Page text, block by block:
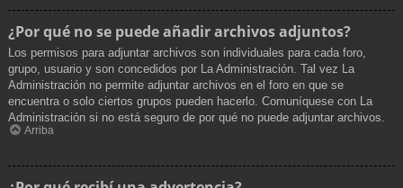
¿Por qué no se puede añadir archivos adjuntos?
Los permisos para adjuntar archivos son individuales para cada foro,
grupo, usuario y son concedidos por La Administración. Tal vez La
Administración no permite adjuntar archivos en el foro en que se
encuentra o solo ciertos grupos pueden hacerlo. Comuníquese con La
Administración si no está seguro de por qué no puede adjuntar archivos.
Arriba